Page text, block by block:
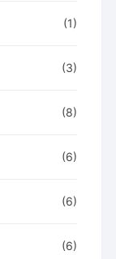
(1)
(3)
(8)
(6)
(6)
(6)